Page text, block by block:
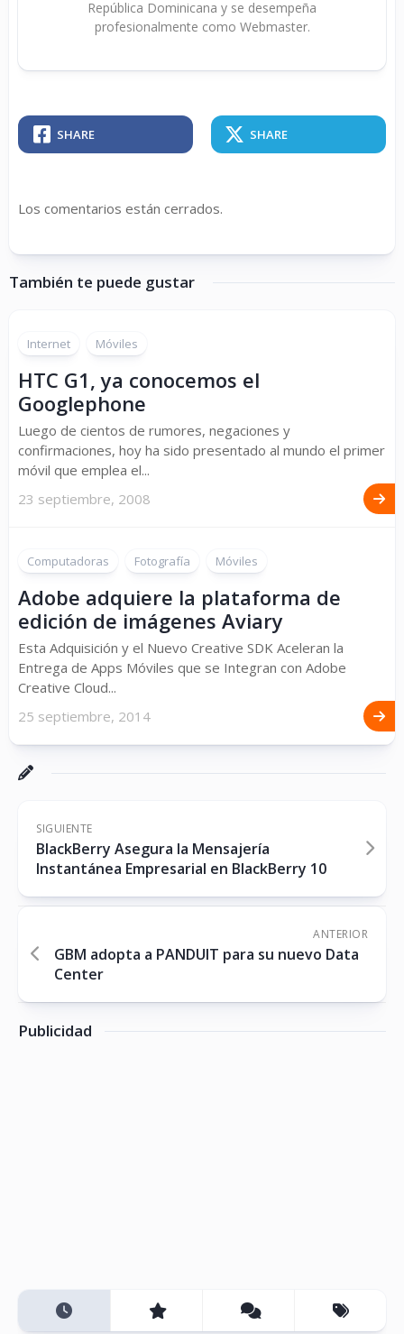
República Dominicana y se desempeña
profesionalmente como Webmaster.
SHARE SHARE
Los comentarios están cerrados.
También te puede gustar
Internet Móviles
HTC G1, ya conocemos el
Googlephone
Luego de cientos de rumores, negaciones y
confirmaciones, hoy ha sido presentado al mundo el primer
móvil que emplea el...
23 septiembre, 2008
Computadoras Fotografía Móviles
Adobe adquiere la plataforma de
edición de imágenes Aviary
Esta Adquisición y el Nuevo Creative SDK Aceleran la
Entrega de Apps Móviles que se Integran con Adobe
Creative Cloud...
25 septiembre, 2014
SIGUIENTE
BlackBerry Asegura la Mensajería
Instantánea Empresarial en BlackBerry 10
ANTERIOR
GBM adopta a PANDUIT para su nuevo Data
Center
Publicidad